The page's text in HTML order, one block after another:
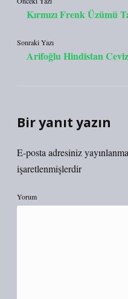
Kırmızı Frenk Üzümü
Sonraki Yazı
Arifoğlu Hindistan
Bir yanıt yazın
E-posta adresiniz
işaretlenmişlerdir
Yorum